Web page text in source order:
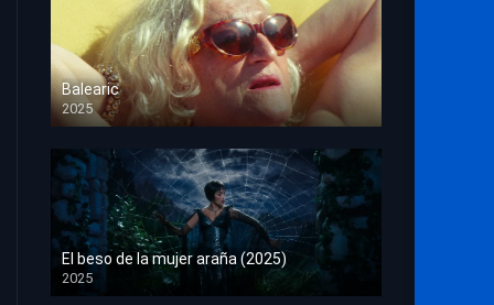
Balearic
2025
HD 1080p
El beso de la mujer araña (2025)
2025
HD 1080p